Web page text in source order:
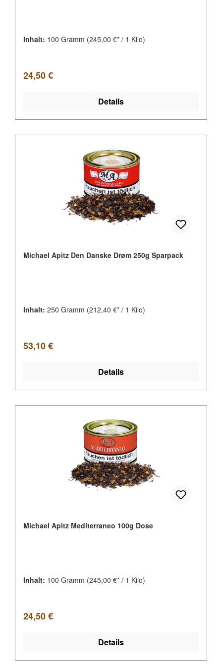
Inhalt: 100 Gramm (245,00 €* / 1 Kilo)
Regulärer Preis:
24,50 €
Details
Michael Apitz Den Danske Drøm 250g Sparpack
Inhalt: 250 Gramm (212,40 €* / 1 Kilo)
Regulärer Preis:
53,10 €
Details
Michael Apitz Mediterraneo 100g Dose
Inhalt: 100 Gramm (245,00 €* / 1 Kilo)
Regulärer Preis:
24,50 €
Details